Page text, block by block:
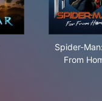
Spider-
From